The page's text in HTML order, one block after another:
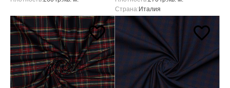
Страна:Италия